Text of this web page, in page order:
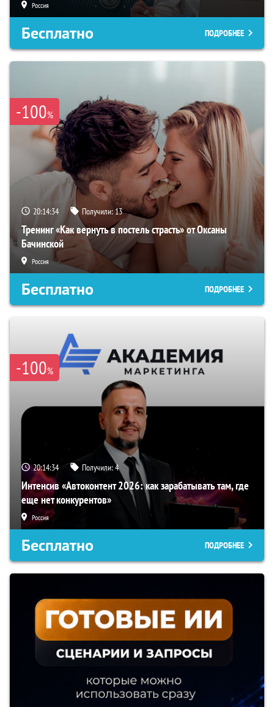
Россия
Бесплатно ПОДРОБНЕЕ
-100%
20:14:33 Получили:13
Тренинг «Как вернуть в постель страсть» от Оксаны
Бачинской
Россия
Бесплатно ПОДРОБНЕЕ
-100%
20:14:33 Получили:4
Интенсив «Автоконтент 2026: как зарабатывать там, где
еще нет конкурентов»
Россия
Бесплатно ПОДРОБНЕЕ